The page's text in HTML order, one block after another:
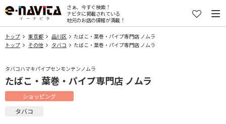
さぁ、今すぐ検索！
ナビタに掲載されている
地元のお店の情報が満載！
トップ 東京都 品川区
たばこ・葉巻・パイプ専門店 ノムラ
トップ
その他 タバコ たばこ・葉巻・パイプ専門店 ノムラ
タバコハマキパイプセンモンテンノムラ
たばこ・葉巻・パイプ専門店 ノムラ
ショッピング
タバコ